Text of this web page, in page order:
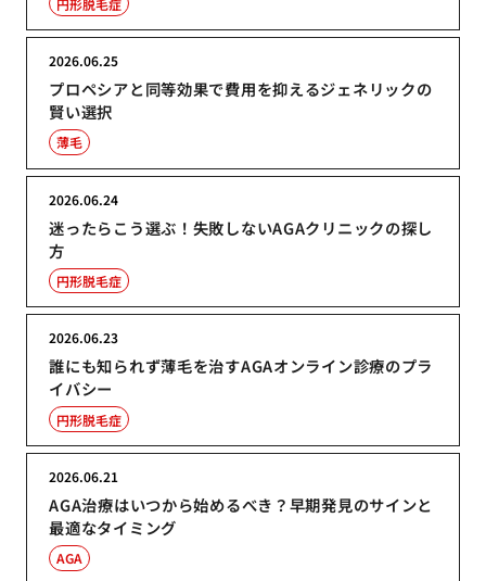
プロペシアと同等効果で費用を抑えるジェネリックの
賢い選択
2026.06.25
薄毛
迷ったらこう選ぶ！失敗しないAGAクリニックの探し
方
2026.06.24
円形脱毛症
誰にも知られず薄毛を治すAGAオンライン診療のプラ
イバシー
2026.06.23
円形脱毛症
AGA治療はいつから始めるべき？早期発見のサインと
最適なタイミング
2026.06.21
AGA